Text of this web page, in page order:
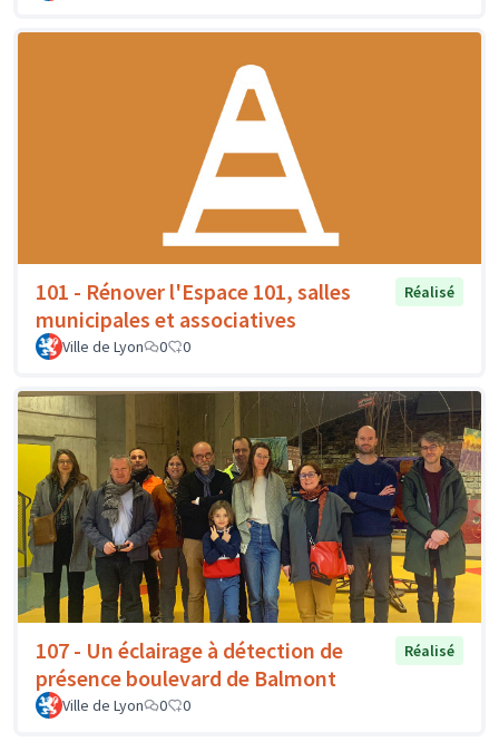
101 - Rénover l'Espace 101, salles
municipales et associatives
Réalisé
Ville de Lyon 0 0
107 - Un éclairage à détection de
présence boulevard de Balmont
Réalisé
Ville de Lyon 0 0